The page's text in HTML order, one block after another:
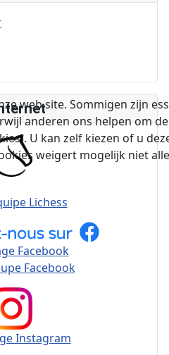
Lichess
Facebook
Facebook
Instagram
web site. Sommigen zijn
anderen ons helpen om
U kan zelf kiezen of u
weigert mogelijk niet